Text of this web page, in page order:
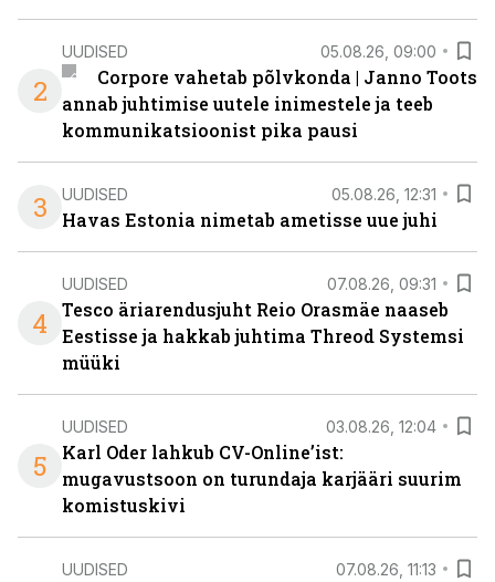
2
UUDISED 05.08.26, 09:00
Corpore vahetab põlvkonda | Janno Toots
annab juhtimise uutele inimestele ja teeb
kommunikatsioonist pika pausi
3 UUDISED 05.08.26, 12:31
Havas Estonia nimetab ametisse uue juhi
4
UUDISED 07.08.26, 09:31
Tesco äriarendusjuht Reio Orasmäe naaseb
Eestisse ja hakkab juhtima Threod Systemsi
müüki
5
UUDISED 03.08.26, 12:04
Karl Oder lahkub CV-Online’ist:
mugavustsoon on turundaja karjääri suurim
komistuskivi
UUDISED 07.08.26, 11:13